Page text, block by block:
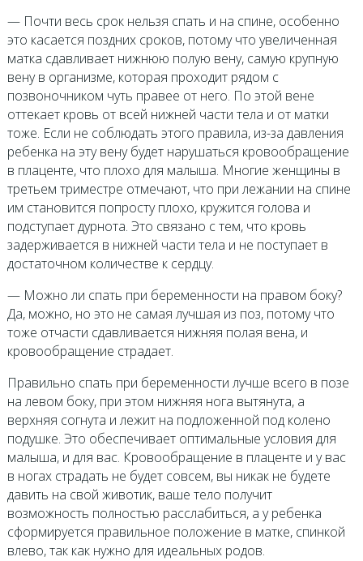
— Почти весь срок нельзя спать и на спине, особенно
это касается поздних сроков, потому что увеличенная
матка сдавливает нижнюю полую вену, самую крупную
вену в организме, которая проходит рядом с
позвоночником чуть правее от него. По этой вене
оттекает кровь от всей нижней части тела и от матки
тоже. Если не соблюдать этого правила, из-за давления
ребенка на эту вену будет нарушаться кровообращение
в плаценте, что плохо для малыша. Многие женщины в
третьем триместре отмечают, что при лежании на спине
им становится попросту плохо, кружится голова и
подступает дурнота. Это связано с тем, что кровь
задерживается в нижней части тела и не поступает в
достаточном количестве к сердцу.
— Можно ли спать при беременности на правом боку?
Да, можно, но это не самая лучшая из поз, потому что
тоже отчасти сдавливается нижняя полая вена, и
кровообращение страдает.
Правильно спать при беременности лучше всего в позе
на левом боку, при этом нижняя нога вытянута, а
верхняя согнута и лежит на подложенной под колено
подушке. Это обеспечивает оптимальные условия для
малыша, и для вас. Кровообращение в плаценте и у вас
в ногах страдать не будет совсем, вы никак не будете
давить на свой животик, ваше тело получит
возможность полностью расслабиться, а у ребенка
сформируется правильное положение в матке, спинкой
влево, так как нужно для идеальных родов.